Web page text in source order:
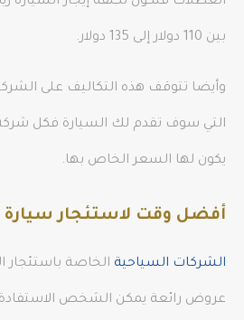
بين 110 دولار إلى 135 دولار.
وأيضا تتوقف هذه التكاليف على
التي سوف تقدم لك السيارة فكل
يكون لها السعر الخاص بها.
أفضل وقت لاستئجار سيارة
الشركات السياحية الخاصة باستئجار
عروض رائعة يمكن الشخص